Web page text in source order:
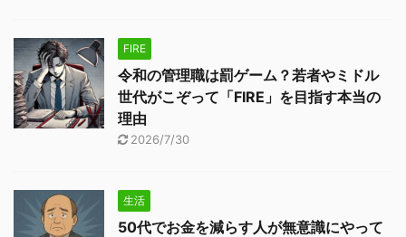
FIRE
令和の管理職は罰ゲーム？若者やミドル
世代がこぞって「FIRE」を目指す本当の
理由
2026/7/30
生活
50代でお金を減らす人が無意識にやって